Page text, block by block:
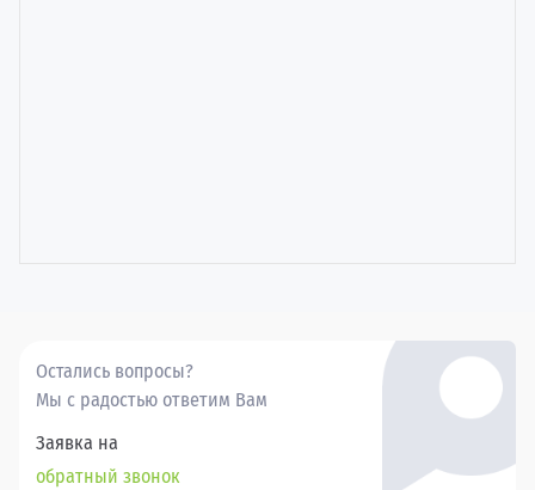
Остались вопросы?
Мы с радостью ответим Вам
Заявка на
обратный звонок